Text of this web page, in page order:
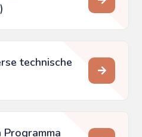
technische